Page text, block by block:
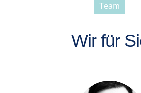
Team
Wir für